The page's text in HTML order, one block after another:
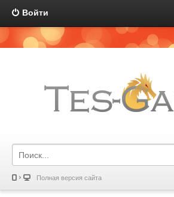
Войти
Полная версия сайта